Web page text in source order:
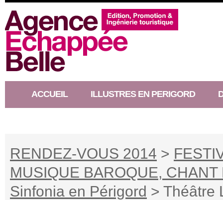
ACCUEIL ILLUSTRES EN PERIGORD
RENDEZ-VOUS 2014 >
MUSIQUE BAROQUE, CHANT
Sinfonia en Périgord > Théâtre